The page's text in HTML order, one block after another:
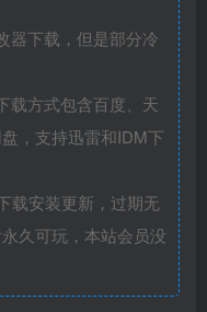
器下载，但是部分冷
载方式包含百度、天
，支持迅雷和IDM下
载安装更新，过期无
久可玩，本站会员没